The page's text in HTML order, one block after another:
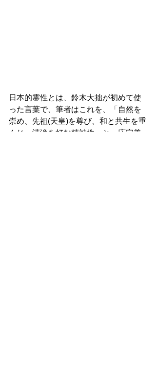
日本的霊性とは、鈴木大拙が初めて使
った言葉で、筆者はこれを、「自然を
崇め、先祖(天皇)を尊び、和と共生を重
んじ、清浄を好む精神性」と一応定義